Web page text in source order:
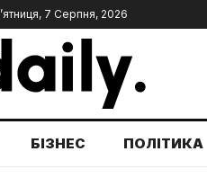
7 Серпня, 2026
БІЗНЕС ПОЛІТИКА